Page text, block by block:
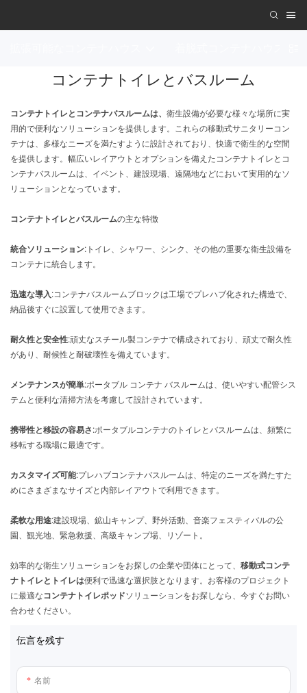
コンテナトイレとバスルーム
コンテナトイレとコンテナバスルームは、 衛生設備が必要な様々な場所に実
用的で便利なソリューションを提供します。これらの移動式サニタリーコン
テナは、多様なニーズを満たすように設計されており、快適で衛生的な空間
を提供します。幅広いレイアウトとオプションを備えたコンテナトイレとコ
ンテナバスルームは、イベント、建設現場、遠隔地などにおいて実用的なソ
リューションとなっています。
コンテナトイレとバスルームの主な特徴
統合ソリューション: トイレ、シャワー、シンク、その他の重要な衛生設備を
コンテナに統合します。
迅速な導入:コンテナバスルームブロックは工場でプレハブ化された構造で、
納品後すぐに設置して使用できます。
耐久性と安全性:頑丈なスチール製コンテナで構成されており、頑丈で耐久性
があり、耐候性と耐破壊性を備えています。
メンテナンスが簡単:ポータブル コンテナ バスルームは、使いやすい配管シス
テムと便利な清掃方法を考慮して設計されています。
携帯性と移設の容易さ:ポータブルコンテナのトイレとバスルームは、頻繁に
移転する職場に最適です。
カスタマイズ可能:プレハブコンテナバスルームは、特定のニーズを満たすた
めにさまざまなサイズと内部レイアウトで利用できます。
柔軟な用途:建設現場、鉱山キャンプ、野外活動、音楽フェスティバルの公
園、観光地、緊急救援、高級キャンプ場、リゾート。
効率的な衛生ソリューションをお探しの企業や団体にとって、 移動式コンテ
ナトイレとトイレは便利で迅速な選択肢となります。お客様のプロジェクト
に最適なコンテナトイレポッドソリューションをお探しなら、今すぐお問い
合わせください。
伝言を残す
名前